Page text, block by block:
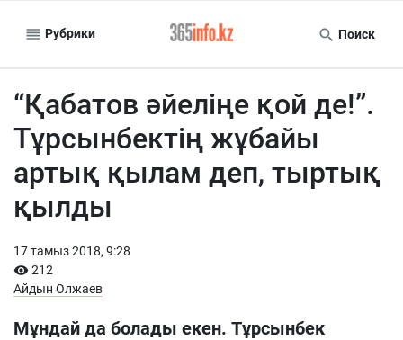
Рубрики Поиск
“Қабатов әйеліңе қой де!”.
Тұрсынбектің жұбайы
артық қылам деп, тыртық
қылды
17 тамыз 2018, 9:28
212
Айдын Олжаев
Мұндай да болады екен. Тұрсынбек